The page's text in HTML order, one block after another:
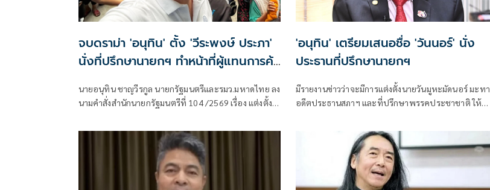
จบดราม่า 'อนุทิน' ตั้ง 'วีระพงษ์ ประภา'
นั่งที่ปรึกษานายกฯ ทำหน้าที่ผู้แทนการค้า
นายอนุทิน ชาญวีรกูล นายกรัฐมนตรีและรมว.มหาดไทย ลง
นามคำสั่งสำนักนายกรัฐมนตรีที่ 104 /2569 เรื่อง แต่งตั้ง
'อนุทิน' เตรียมเสนอชื่อ 'วันนอร์' นั่ง
ประธานที่ปรึกษานายกฯ
มีรายงานข่าวว่าจะมีการแต่งตั้งนายวันมูหะมัดนอร์ มะทา
อดีตประธานสภาฯ และที่ปรึกษาพรรคประชาชาติ ให้
งานด้านชายแดนภาคใต้และสถานการณ์การสู้รบ
ตะวันออกกลาง ภายหลังจากกระบวนการแต่งตั้งนายก
รัฐมนตรีเสร็จสมบูรณ์แล้ว